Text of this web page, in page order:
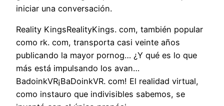
iniciar una conversación.
Reality KingsRealityKings. com, también popular
como rk. com, transporta casi veinte años
publicando la mayor pornog… ¿Y qué es lo que
más está impulsando los avan…
BadoinkVR¡BaDoinkVR. com! El realidad virtual,
como instauro que indivisibles sabemos, se